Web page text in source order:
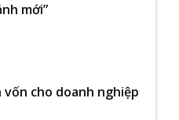
mới”
cho doanh nghiệp